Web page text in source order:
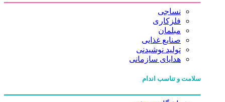
نساجی
فلزکاری
مبلمان
صنایع غذایی
تولید نوشیدنی
هدایای سازمانی
سلامت و تناسب اندام